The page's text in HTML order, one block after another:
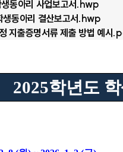
동아리 사업보고서.hwp
동아리 결산보고서.hwp
지출증명서류 제출 방법 예시
2025학년도